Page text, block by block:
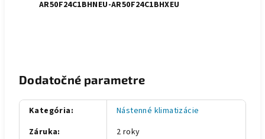
AR50F24C1BHNEU-AR50F24C1BHXEU
Dodatočné parametre
Kategória:
Nástenné klimatizácie
Záruka:
2 roky